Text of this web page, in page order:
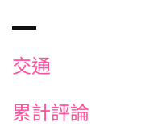
交通
累計評論